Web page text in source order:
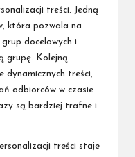
treści. Jedną
która pozwala na
docelowych i
grupę. Kolejną
dynamicznych treści,
odbiorców w czasie
są bardziej trafne i
treści staje